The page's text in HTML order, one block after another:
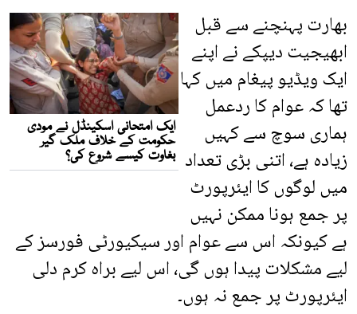
بھارت پہنچنے سے قبل
ابھیجیت دیپکے نے اپنے
ایک ویڈیو پیغام میں کہا
تھا کہ عوام کا ردعمل
ہماری سوچ سے کہیں
زیادہ ہے، اتنی بڑی تعداد
میں لوگوں کا ایئرپورٹ
پر جمع ہونا ممکن نہیں
ہے کیونکہ اس سے عوام اور سیکیورٹی فورسز کے
لیے مشکلات پیدا ہوں گی، اس لیے براہ کرم دلی
ایئرپورٹ پر جمع نہ ہوں۔